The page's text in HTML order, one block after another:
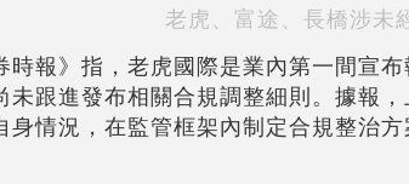
老虎、富途、長橋涉未
時報》指，老虎國際是業內第一間宣
未跟進發布相關合規調整細則。據報
身情況，在監管框架內制定合規整治